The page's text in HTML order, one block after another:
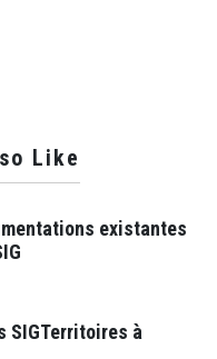
Like
existantes
SIGTerritoires à